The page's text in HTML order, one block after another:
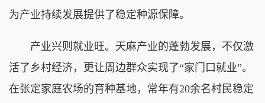
为产业持续发展提供了稳定种源保障。
产业兴则就业旺。天麻产业的蓬勃发展，不仅激
活了乡村经济，更让周边群众实现了“家门口就业”。
在张定家庭农场的育种基地，常年有20余名村民稳定